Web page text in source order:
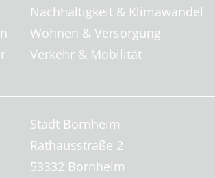
Nachhaltigkeit & Klimawandel
Wohnen & Versorgung
Verkehr & Mobilität
Stadt Bornheim
Rathausstraße 2
53332 Bornheim